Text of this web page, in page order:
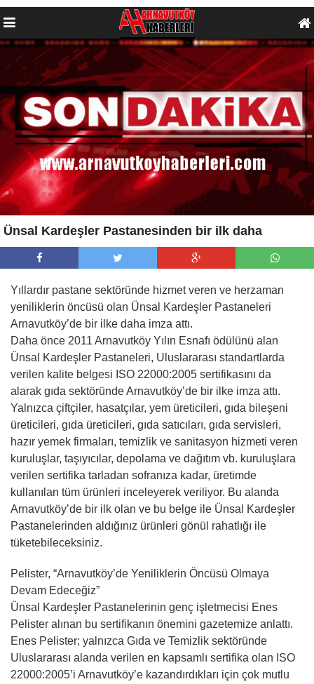
Ünsal Kardeşler Pastanesinden bir ilk daha
Yıllardır pastane sektöründe hizmet veren ve herzaman
yeniliklerin öncüsü olan Ünsal Kardeşler Pastaneleri
Arnavutköy’de bir ilke daha imza attı.
Daha önce 2011 Arnavutköy Yılın Esnafı ödülünü alan
Ünsal Kardeşler Pastaneleri, Uluslararası standartlarda
verilen kalite belgesi ISO 22000:2005 sertifikasını da
alarak gıda sektöründe Arnavutköy’de bir ilke imza attı.
Yalnızca çiftçiler, hasatçılar, yem üreticileri, gıda bileşeni
üreticileri, gıda üreticileri, gıda satıcıları, gıda servisleri,
hazır yemek firmaları, temizlik ve sanitasyon hizmeti veren
kuruluşlar, taşıyıcılar, depolama ve dağıtım vb. kuruluşlara
verilen sertifika tarladan sofranıza kadar, üretimde
kullanılan tüm ürünleri inceleyerek veriliyor. Bu alanda
Arnavutköy’de bir ilk olan ve bu belge ile Ünsal Kardeşler
Pastanelerinden aldığınız ürünleri gönül rahatlığı ile
tüketebileceksiniz.
Pelister, “Arnavutköy’de Yeniliklerin Öncüsü Olmaya
Devam Edeceğiz”
Ünsal Kardeşler Pastanelerinin genç işletmecisi Enes
Pelister alınan bu sertifikanın önemini gazetemize anlattı.
Enes Pelister; yalnızca Gıda ve Temizlik sektöründe
Uluslararası alanda verilen en kapsamlı sertifika olan ISO
22000:2005’i Arnavutköy’e kazandırdıkları için çok mutlu